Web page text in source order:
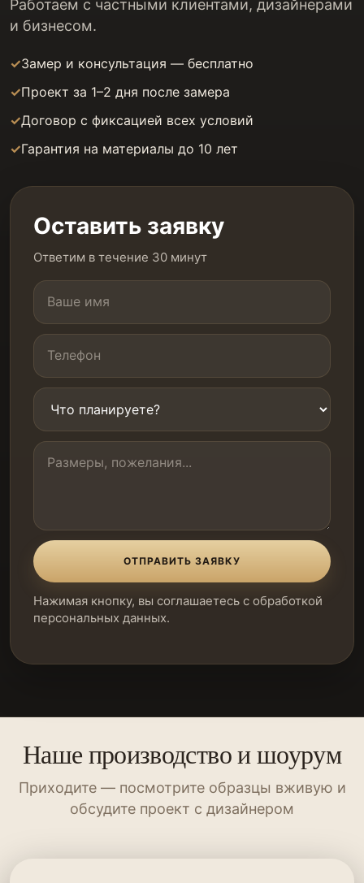
Работаем с частными клиентами, дизайнерами
и бизнесом.
Замер и консультация — бесплатно
Проект за 1–2 дня после замера
Договор с фиксацией всех условий
Гарантия на материалы до 10 лет
Оставить заявку
Ответим в течение 30 минут
ОТПРАВИТЬ ЗАЯВКУ
Нажимая кнопку, вы соглашаетесь с обработкой
персональных данных.
Наше производство и шоурум
Приходите — посмотрите образцы вживую и
обсудите проект с дизайнером